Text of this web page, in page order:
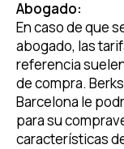
Abogado:
En caso de que
abogado, las
referencia
de compra.
Barcelona le
para su
características